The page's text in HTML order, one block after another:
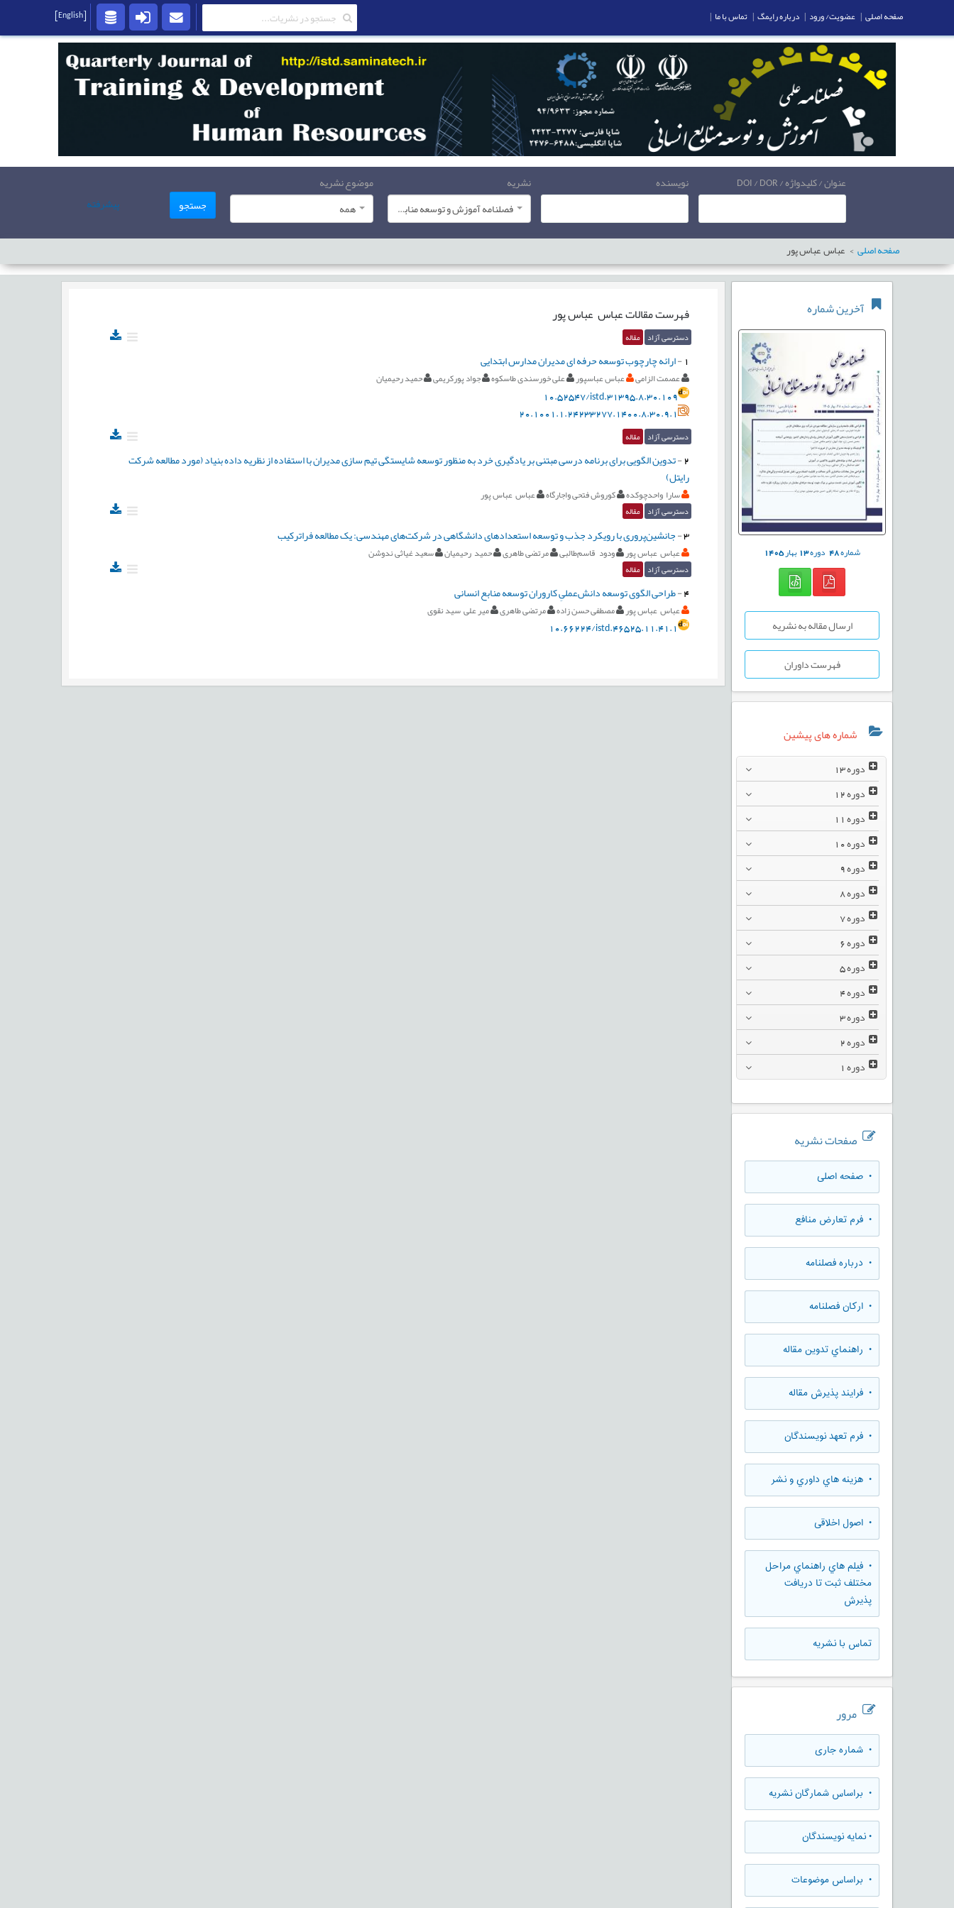
عنوان / کلیدواژه / DOI / DOR نویسنده
نشریه
فصلنامه آموزش و توسعه منابع انسانی
موضوع نشریه
همه
جستجو پیشرفته
صفحه اصلی عباس عباس پور
آخرین شماره
شماره48 دوره13بهار1405
ارسال مقاله به نشریه
فهرست داوران
شماره های پیشین
دوره
دوره
دوره
دوره
دوره
دوره
دوره
دوره
دوره
دوره
دوره
دوره
دوره
صفحات نشریه
• صفحه اصلی
• فرم تعارض منافع
• درباره فصلنامه
• ارکان فصلنامه
• راهنماي تدوين مقاله
• فرایند پذیرش مقاله
• فرم تعهد نويسندگان
• هزينه هاي داوري و نشر
• اصول اخلاقی
• فيلم هاي راهنماي مراحل
مختلف ثبت تا دريافت
پذيرش
تماس با نشریه
مرور
• شماره جاری
• براساس شمارگان نشریه
•نمایه نویسندگان
• براساس موضوعات
فهرست مقالاتعباس عباس پور
دسترسی آزاد مقاله
1
-ارائه چارچوب توسعه حرفه ای مدیران مدارس ابتدایی
عصمت الزامی عباس عباسپور علی خورسندی طاسکوه جواد پورکریمی حمید رحیمیان
10.52547/istd.31395.8.30.109
20.1001.1.24233277.1400.8.30.9.1
دسترسی آزاد مقاله
2
-تدوین الگویی برای برنامه درسی مبتنی بر یادگیری خرد به منظور توسعه شایستگی تیم سازی مدیران با استفاده از نظریه داده بنیاد (مورد مطالعه شرکت
رایتل)
سارا واحدچوکده کوروش فتحی واجارگاه عباس عباس پور
دسترسی آزاد مقاله
3
-جانشین‌پروری با رویکرد جذب و توسعه استعدادهای دانشگاهی در شرکت‌های مهندسی: یک مطالعه فراترکیب
عباس عباس پور ودود قاسم‌طالبی مرتضی طاهری حمید رحیمیان سعید غیاثی ندوشن
دسترسی آزاد مقاله
4
-طراحی الگوی توسعه دانش‌عملیِ کاروران توسعه منابع انسانی
عباس عباس پور مصطفی حسن زاده مرتضی طاهری میر علی سید نقوی
10.66224/istd.46525.11.41.1
صفحه اصلی | عضویت/ ورود | درباره رایمگ | تماس با ما |
[English]